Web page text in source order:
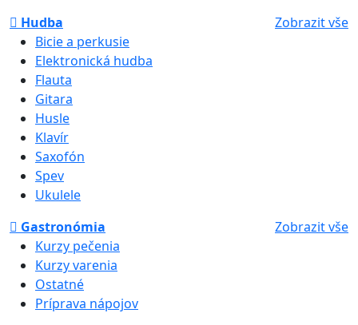
Hudba
Zobrazit vše
Bicie a perkusie
Elektronická hudba
Flauta
Gitara
Husle
Klavír
Saxofón
Spev
Ukulele
Gastronómia
Zobrazit vše
Kurzy pečenia
Kurzy varenia
Ostatné
Príprava nápojov